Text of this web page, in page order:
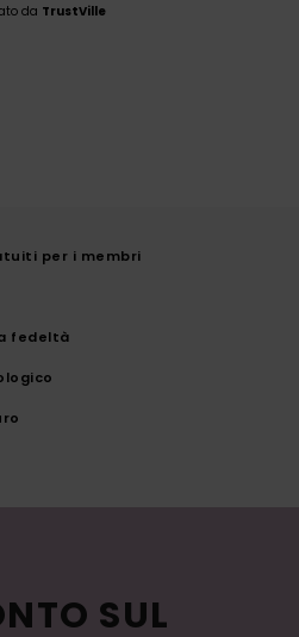
da TrustVille
per i membri
fedeltà
SUL